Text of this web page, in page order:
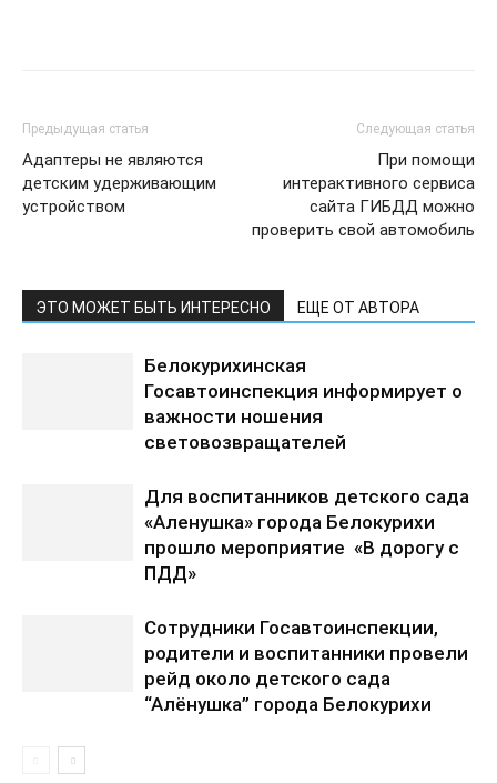
Предыдущая статья
Адаптеры не являются
детским удерживающим
устройством
Следующая статья
При помощи
интерактивного сервиса
сайта ГИБДД можно
проверить свой автомобиль
ЭТО МОЖЕТ БЫТЬ ИНТЕРЕСНО ЕЩЕ ОТ АВТОРА
Белокурихинская
Госавтоинспекция информирует о
важности ношения
световозвращателей
Для воспитанников детского сада
«Аленушка» города Белокурихи
прошло мероприятие «В дорогу с
ПДД»
Сотрудники Госавтоинспекции,
родители и воспитанники провели
рейд около детского сада
“Алёнушка” города Белокурихи